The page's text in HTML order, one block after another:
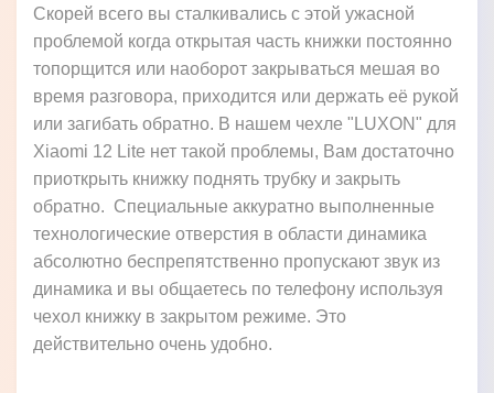
Скорей всего вы сталкивались с этой ужасной
проблемой когда открытая часть книжки постоянно
топорщится или наоборот закрываться мешая во
время разговора, приходится или держать её рукой
или загибать обратно. В нашем чехле "LUXON" для
Xiaomi 12 Lite нет такой проблемы, Вам достаточно
приоткрыть книжку поднять трубку и закрыть
обратно. Специальные аккуратно выполненные
технологические отверстия в области динамика
абсолютно беспрепятственно пропускают звук из
динамика и вы общаетесь по телефону используя
чехол книжку в закрытом режиме. Это
действительно очень удобно.